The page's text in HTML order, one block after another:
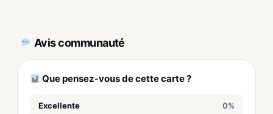
Avis communauté
Que pensez-vous de cette carte ?
Excellente 0%